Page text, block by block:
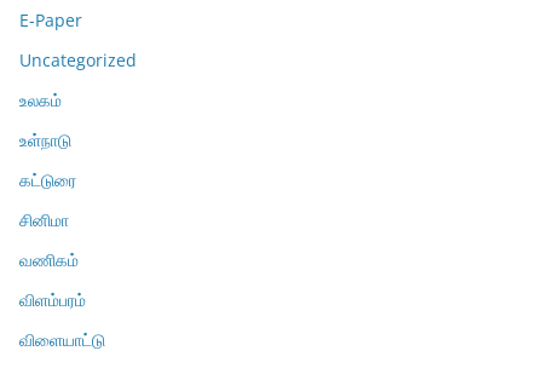
E-Paper
Uncategorized
உலகம்
உள்நாடு
கட்டுரை
சினிமா
வணிகம்
விளம்பரம்
விளையாட்டு